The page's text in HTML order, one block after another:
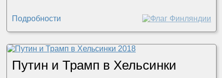
Подробности
Путин и Трамп в Хельсинки